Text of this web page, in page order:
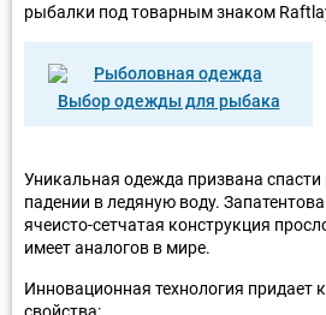
рыбалки под товарным знаком
Выбор одежды для рыбака
Уникальная одежда призвана
падении в ледяную воду.
ячеисто-сетчатая конструкция
имеет аналогов в мире.
Инновационная технология придает
свойства: